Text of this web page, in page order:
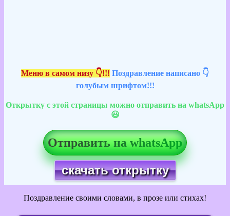
Меню в самом низу 👇!!! Поздравление написано 👇
голубым шрифтом!!!
Открытку с этой страницы можно отправить на whatsApp
😃
Отправить на whatsApp
скачать открытку
Поздравление своими словами, в прозе или стихах!